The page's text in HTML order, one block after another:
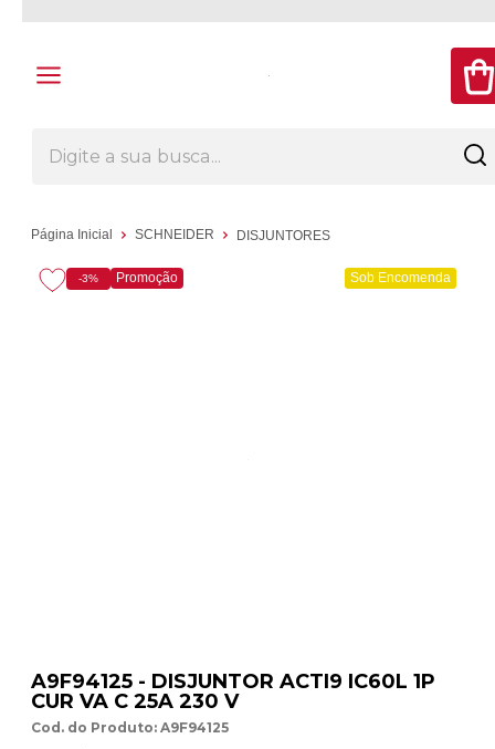
Página Inicial SCHNEIDER DISJUNTORES
-3% Promoção Sob Encomenda
A9F94125 - DISJUNTOR ACTI9 IC60L 1P
CUR VA C 25A 230 V
Cod. do Produto: A9F94125